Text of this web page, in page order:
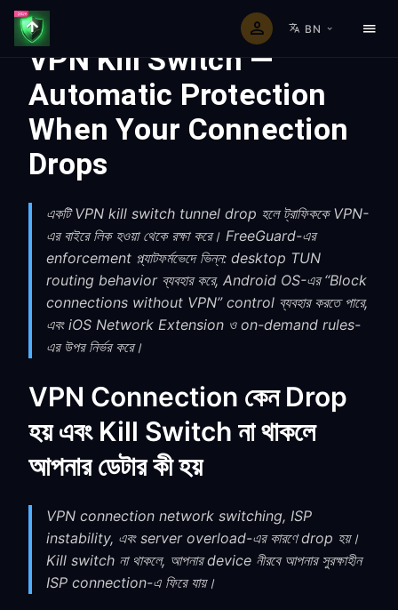
BN
VPN Kill Switch —
Automatic Protection
When Your Connection
Drops
একটি VPN kill switch tunnel drop হলে ট্রাফিককে VPN-
এর বাইরে লিক হওয়া থেকে রক্ষা করে। FreeGuard-এর
enforcement প্ল্যাটফর্মভেদে ভিন্ন: desktop TUN
routing behavior ব্যবহার করে, Android OS-এর “Block
connections without VPN” control ব্যবহার করতে পারে,
এবং iOS Network Extension ও on-demand rules-
এর উপর নির্ভর করে।
VPN Connection কেন Drop
হয় এবং Kill Switch না থাকলে
আপনার ডেটার কী হয়
VPN connection network switching, ISP
instability, এবং server overload-এর কারণে drop হয়।
Kill switch না থাকলে, আপনার device নীরবে আপনার সুরক্ষাহীন
ISP connection-এ ফিরে যায়।